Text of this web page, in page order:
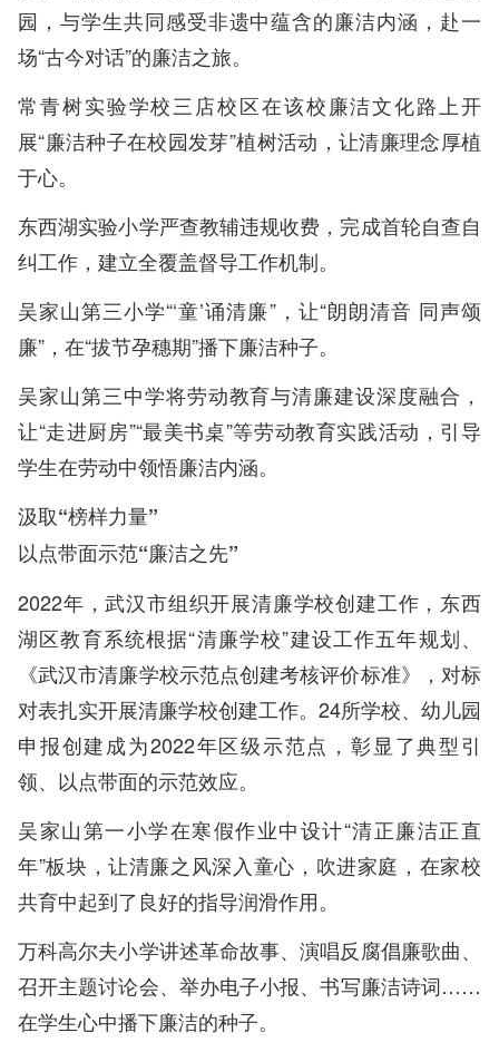
园，与学生共同感受非遗中蕴含的廉洁内涵，赴一
场“古今对话”的廉洁之旅。
常青树实验学校三店校区在该校廉洁文化路上开
展“廉洁种子在校园发芽”植树活动，让清廉理念厚植
于心。
东西湖实验小学严查教辅违规收费，完成首轮自查自
纠工作，建立全覆盖督导工作机制。
吴家山第三小学“‘童’诵清廉”，让“朗朗清音 同声颂
廉”，在“拔节孕穗期”播下廉洁种子。
吴家山第三中学将劳动教育与清廉建设深度融合，
让“走进厨房”“最美书桌”等劳动教育实践活动，引导
学生在劳动中领悟廉洁内涵。
汲取“榜样力量”
以点带面示范“廉洁之先”
2022年，武汉市组织开展清廉学校创建工作，东西
湖区教育系统根据“清廉学校”建设工作五年规划、
《武汉市清廉学校示范点创建考核评价标准》，对标
对表扎实开展清廉学校创建工作。24所学校、幼儿园
申报创建成为2022年区级示范点，彰显了典型引
领、以点带面的示范效应。
吴家山第一小学在寒假作业中设计“清正廉洁正直
年”板块，让清廉之风深入童心，吹进家庭，在家校
共育中起到了良好的指导润滑作用。
万科高尔夫小学讲述革命故事、演唱反腐倡廉歌曲、
召开主题讨论会、举办电子小报、书写廉洁诗词……
在学生心中播下廉洁的种子。